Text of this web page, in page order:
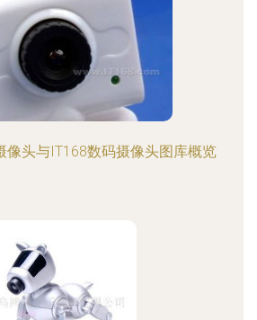
像头与IT168数码摄像头图库概览